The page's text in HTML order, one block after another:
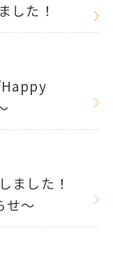
した！
Happy
ました！
せ～